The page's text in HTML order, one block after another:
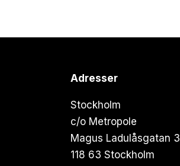
Adresser
Stockholm
c/o Metropole
Magus Ladulåsgatan 3
118 63 Stockholm